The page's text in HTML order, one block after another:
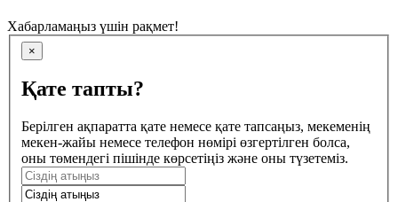
Хабарламаңыз үшін рақмет!
×
Қате тапты?
Берілген ақпаратта қате немесе қате тапсаңыз, мекеменің
мекен-жайы немесе телефон нөмірі өзгертілген болса,
оны төмендегі пішінде көрсетіңіз және оны түзетеміз.